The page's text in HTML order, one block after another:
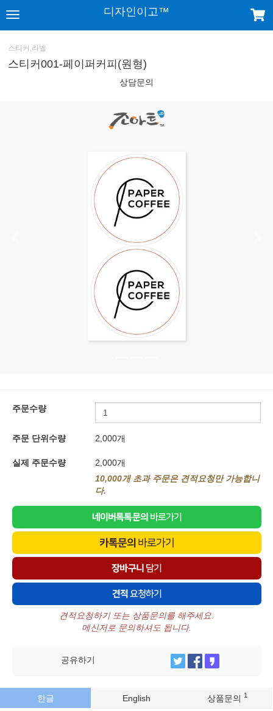
디자인이고™
스티커,라벨
스티커001-페이퍼커피(원형)
상담문의
주문수량
주문 단위수량 2,000개
실제 주문수량 2,000개
10,000개 초과 주문은 견적요청만 가능합니
다.
견적요청하기 또는 상품문의를 해주세요.
메신저로 문의하셔도 됩니다.
공유하기
한글 English 상품문의 1